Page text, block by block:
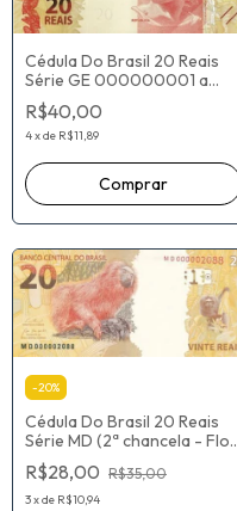
Cédula Do Brasil 20 Reais
Série GE 000000001 a
106640000 (2ª chancela -
Flor De Estampa) Henrique
de Campos Meirelles / Ilan
R$40,00
4xde R$11,89
-20%
Cédula Do Brasil 20 Reais
Série MD (2ª chancela - Flor
De Estampa) Fernando
Haddad / Roberto Campos
Neto
R$28,00 R$35,00
3xde R$10,94